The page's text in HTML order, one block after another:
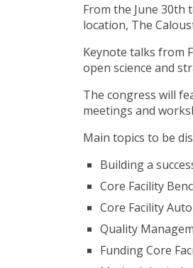
From the June 30th
location, The
Keynote talks from
open science and
The congress will
meetings and
Main topics to be
Building a
Core Facility
Core Facility
Quality
Funding Core